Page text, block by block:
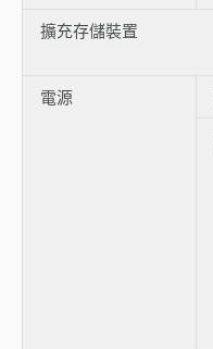
擴充存儲裝置
電源